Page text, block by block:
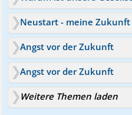
Neustart - meine Zukunft
Angst vor der Zukunft
Angst vor der Zukunft
Weitere Themen laden